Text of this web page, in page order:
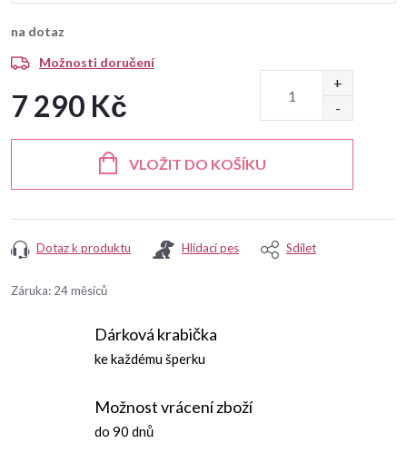
na dotaz
Možnosti doručení
7 290 Kč
VLOŽIT DO KOŠÍKU
Dotaz k produktu Hlídací pes Sdílet
Záruka: 24 měsíců
Dárková krabička
ke každému šperku
Možnost vrácení zboží
do 90 dnů